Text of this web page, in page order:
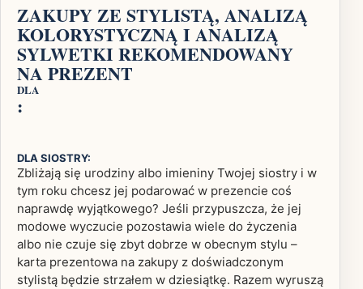
ZAKUPY ZE STYLISTĄ, ANALIZĄ
KOLORYSTYCZNĄ I ANALIZĄ
SYLWETKI REKOMENDOWANY
NA PREZENT
DLA
:
DLA SIOSTRY:
Zbliżają się urodziny albo imieniny Twojej siostry i w
tym roku chcesz jej podarować w prezencie coś
naprawdę wyjątkowego? Jeśli przypuszcza, że jej
modowe wyczucie pozostawia wiele do życzenia
albo nie czuje się zbyt dobrze w obecnym stylu –
karta prezentowa na zakupy z doświadczonym
stylistą będzie strzałem w dziesiątkę. Razem wyruszą